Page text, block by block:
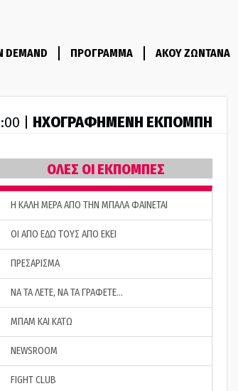
DEMAND ΠΡΟΓΡΑΜΜΑ ΑΚΟΥ ΖΩΝΤΑΝΑ
| ΗΧΟΓΡΑΦΗΜΕΝΗ ΕΚΠΟΜΠΗ
ΟΛΕΣ ΟΙ ΕΚΠΟΜΠΕΣ
H ΚΑΛΗ ΜΕΡΑ ΑΠΟ ΤΗΝ ΜΠΑΛΑ ΦΑΙΝΕΤΑΙ
ΟΙ ΑΠΟ ΕΔΩ ΤΟΥΣ ΑΠΟ ΕΚΕΙ
ΠΡΕΣΑΡΙΣΜΑ
ΝΑ ΤΑ ΛΕΤΕ, ΝΑ ΤΑ ΓΡΑΦΕΤΕ…
ΜΠΑΜ ΚΑΙ ΚΑΤΩ
NEWSROOM
FIGHT CLUB